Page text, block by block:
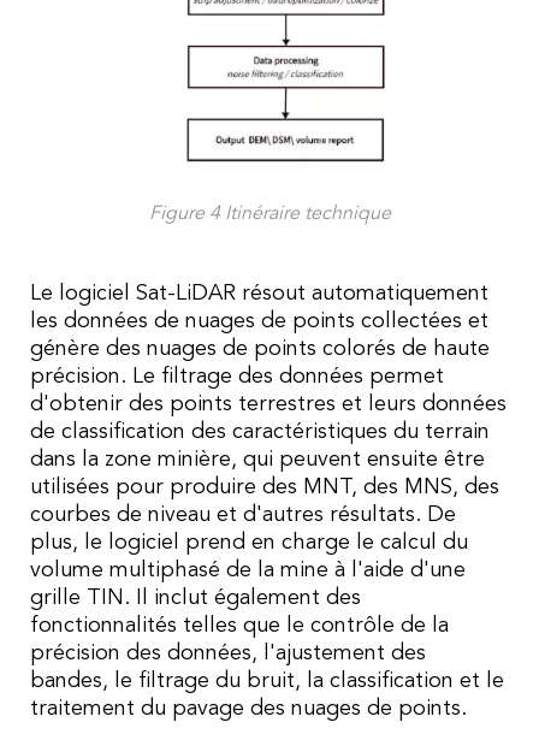
Figure 4 Itinéraire technique
Le logiciel Sat-LiDAR résout automatiquement
les données de nuages de points collectées et
génère des nuages de points colorés de haute
précision. Le filtrage des données permet
d'obtenir des points terrestres et leurs données
de classification des caractéristiques du terrain
dans la zone minière, qui peuvent ensuite être
utilisées pour produire des MNT, des MNS, des
courbes de niveau et d'autres résultats. De
plus, le logiciel prend en charge le calcul du
volume multiphasé de la mine à l'aide d'une
grille TIN. Il inclut également des
fonctionnalités telles que le contrôle de la
précision des données, l'ajustement des
bandes, le filtrage du bruit, la classification et le
traitement du pavage des nuages de points.